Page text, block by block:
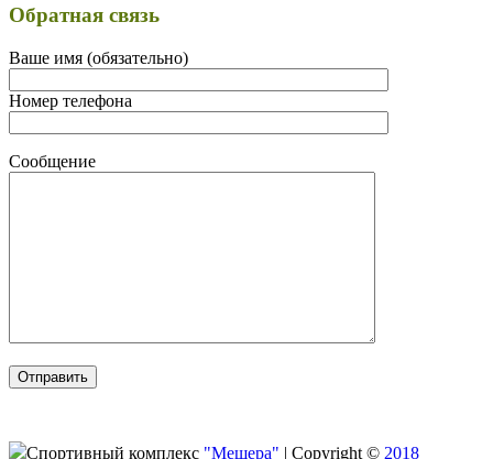
Обратная связь
Ваше имя (обязательно)
Номер телефона
Сообщение
Спортивный комплекс "Мещера" | Copyright © 2018